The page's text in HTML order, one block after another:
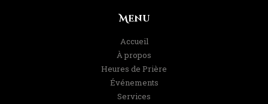
Menu
Accueil
À propos
Heures de Prière
Événements
Services